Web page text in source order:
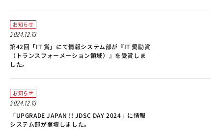
お知らせ
2024.12.13
第42回「IT 賞」にて情報システム部が『IT 奨励賞
（トランスフォーメーション領域）』を受賞しま
した。
お知らせ
2024.12.13
「UPGRADE JAPAN !! JDSC DAY 2024」に情報
システム部が登壇しました。